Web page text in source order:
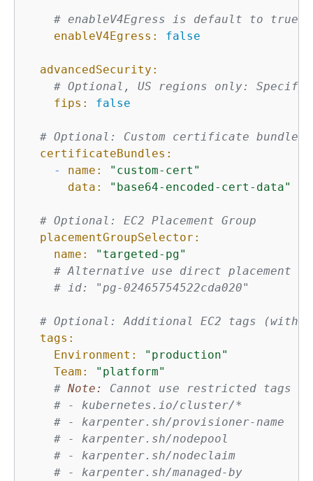
# enableV4Egress is default to
enableV4Egress:
false
advancedSecurity:
# Optional, US regions only:
fips:
false
# Optional: Custom certificate bundles.
certificateBundles:
-
name:
"custom-cert"
data:
"base64-encoded-cert-data"
# Optional: EC2 Placement Group
placementGroupSelector:
name:
"targeted-pg"
# Alternative use direct placement
# id: "pg-02465754522cda020"
# Optional: Additional EC2 tags (with
tags:
Environment:
"production"
Team:
"platform"
# Note:
Cannot use restricted tags
# - kubernetes.io/cluster/*
# - karpenter.sh/provisioner-name
# - karpenter.sh/nodepool
# - karpenter.sh/nodeclaim
# - karpenter.sh/managed-by